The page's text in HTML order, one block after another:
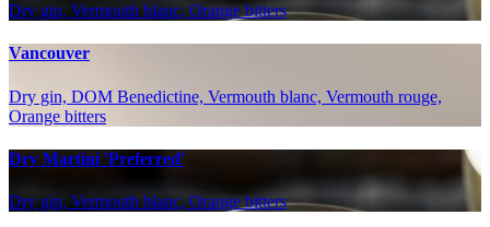
Dry gin, Vermouth blanc, Orange bitters
Vancouver
Dry gin, DOM Benedictine, Vermouth blanc, Vermouth rouge,
Orange bitters
Dry Martini 'Preferred'
Dry gin, Vermouth blanc, Orange bitters